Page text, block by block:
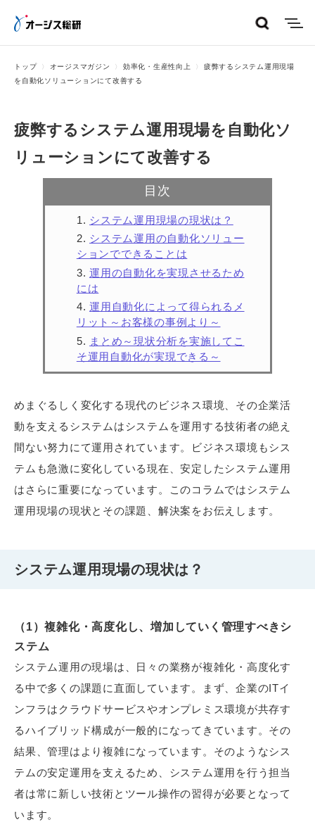
トップ オージスマガジン 効率化・生産性向上
疲弊するシステム運用現場
を自動化ソリューションにて改善する
疲弊するシステム運用現場を自動化ソ
リューションにて改善する
目次
システム運用現場の現状は？
システム運用の自動化ソリュー
ションでできることは
運用の自動化を実現させるため
には
運用自動化によって得られるメ
リット～お客様の事例より～
まとめ～現状分析を実施してこ
そ運用自動化が実現できる～
めまぐるしく変化する現代のビジネス環境、その企業活
動を支えるシステムはシステムを運用する技術者の絶え
間ない努力にて運用されています。ビジネス環境もシス
テムも急激に変化している現在、安定したシステム運用
はさらに重要になっています。このコラムではシステム
運用現場の現状とその課題、解決案をお伝えします。
システム運用現場の現状は？
（1）複雑化・高度化し、増加していく管理すべきシ
ステム
システム運用の現場は、日々の業務が複雑化・高度化す
る中で多くの課題に直面しています。まず、企業のITイ
ンフラはクラウドサービスやオンプレミス環境が共存す
るハイブリッド構成が一般的になってきています。その
結果、管理はより複雑になっています。そのようなシス
テムの安定運用を支えるため、システム運用を行う担当
者は常に新しい技術とツール操作の習得が必要となって
います。